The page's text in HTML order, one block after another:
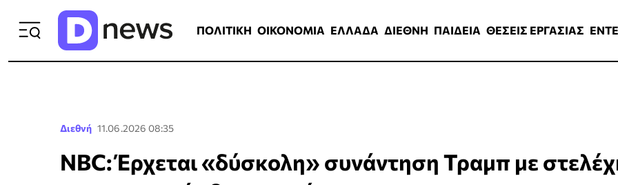
ΠΟΛΙΤΙΚΗ ΟΙΚΟΝΟΜΙΑ ΕΛΛΑΔΑ ΔΙΕΘΝΗ ΠΑΙΔΕΙΑ ΘΕΣΕΙΣ ΕΡΓΑΣΙΑΣ
Διεθνή 11.06.2026 08:35
NBC: Έρχεται «δύσκολη» συνάντηση Τραμπ με